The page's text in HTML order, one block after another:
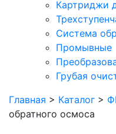
Картриджи
Система
Промывные
Грубая
Главная > Каталог >
обратного осмоса